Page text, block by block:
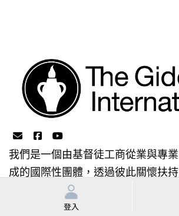
我們是一個由基督徒工商從業與專
成的國際性團體，透過彼此關懷扶
證、以及將聖經放置在場所或贈送
達到領人歸向基督的宗旨。
登入